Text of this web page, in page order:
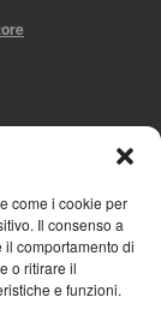
come i cookie per
Il consenso a
comportamento di
o ritirare il
e funzioni.